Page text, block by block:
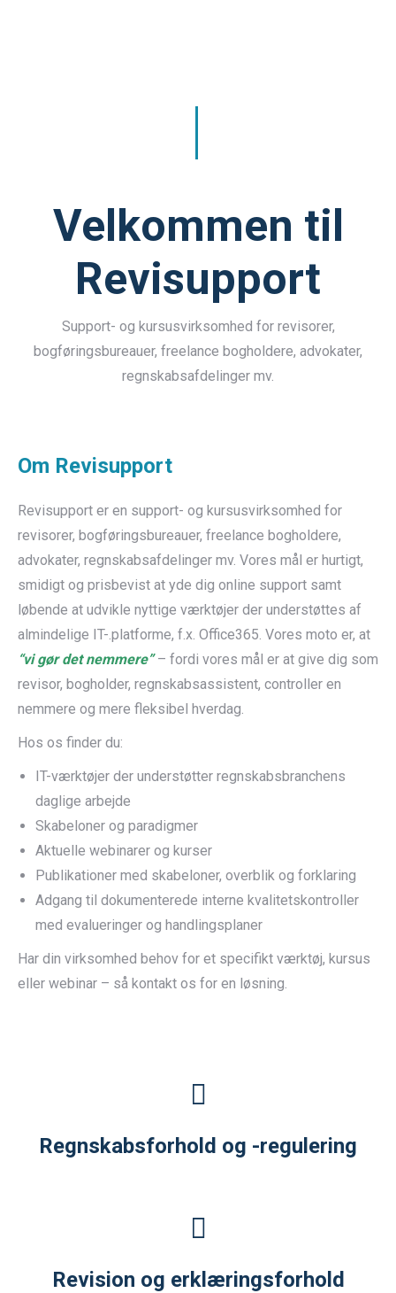
Velkommen til
Revisupport
Support- og kursusvirksomhed for revisorer,
bogføringsbureauer, freelance bogholdere, advokater,
regnskabsafdelinger mv.
Om Revisupport
Revisupport er en support- og kursusvirksomhed for
revisorer, bogføringsbureauer, freelance bogholdere,
advokater, regnskabsafdelinger mv. Vores mål er hurtigt,
smidigt og prisbevist at yde dig online support samt
løbende at udvikle nyttige værktøjer der understøttes af
almindelige IT-.platforme, f.x. Office365. Vores moto er, at
“vi gør det nemmere”– fordi vores mål er at give dig som
revisor, bogholder, regnskabsassistent, controller en
nemmere og mere fleksibel hverdag.
Hos os finder du:
IT-værktøjer der understøtter regnskabsbranchens
daglige arbejde
Skabeloner og paradigmer
Aktuelle webinarer og kurser
Publikationer med skabeloner, overblik og forklaring
Adgang til dokumenterede interne kvalitetskontroller
med evalueringer og handlingsplaner
Har din virksomhed behov for et specifikt værktøj, kursus
eller webinar – så kontakt os for en løsning.
Regnskabsforhold og -regulering
Revision og erklæringsforhold